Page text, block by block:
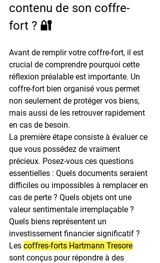
contenu de son coffre-
fort ? 🔐
Avant de remplir votre coffre-fort, il est
crucial de comprendre pourquoi cette
réflexion préalable est importante. Un
coffre-fort bien organisé vous permet
non seulement de protéger vos biens,
mais aussi de les retrouver rapidement
en cas de besoin.
La première étape consiste à évaluer ce
que vous possédez de vraiment
précieux. Posez-vous ces questions
essentielles : Quels documents seraient
difficiles ou impossibles à remplacer en
cas de perte ? Quels objets ont une
valeur sentimentale irremplaçable ?
Quels biens représentent un
investissement financier significatif ?
Les coffres-forts Hartmann Tresore
sont conçus pour répondre à des